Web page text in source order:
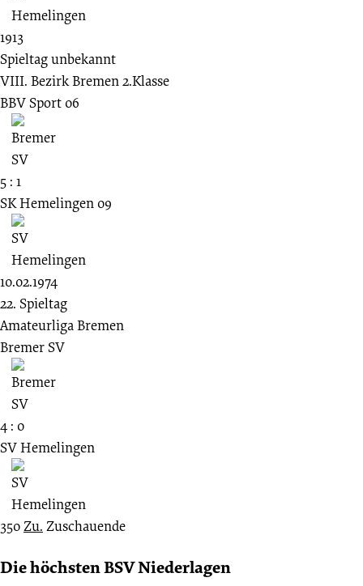
1913
Spieltag unbekannt
VIII. Bezirk Bremen 2.Klasse
BBV Sport 06
5 : 1
SK Hemelingen 09
10.02.1974
22. Spieltag
Amateurliga Bremen
Bremer SV
4 : 0
SV Hemelingen
350Zu. Zuschauende
Die höchsten BSV Niederlagen